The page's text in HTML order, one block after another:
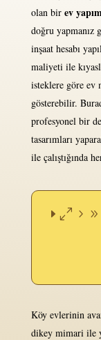
olan bir ev
doğru yapmanız
inşaat hesabı
maliyeti ile
isteklere göre ev
gösterebilir.
profesyonel bir
tasarımları
ile çalıştığında
Köy evlerinin
dikey mimari ile